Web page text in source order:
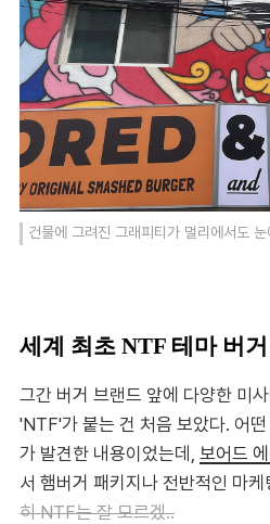
건물에 그려진 그래피티가 멀리에서도
세계 최초 NTF 테마 버
그간 버거 브랜드 앞에 다양한 미
'NTF'가 붙는 건 처음 보았다. 어
가 발견한 내용이었는데, 보어드
서 햄버거 패키지나 전반적인 마
히 NTF는 잘 모르겠..